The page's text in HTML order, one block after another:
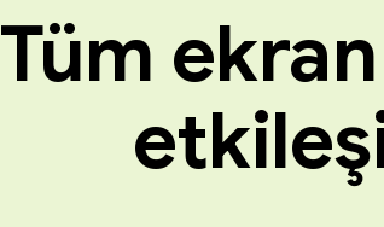
Tüm